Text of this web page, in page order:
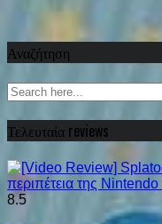
Αναζήτηση
Τελευταία reviews
8.5